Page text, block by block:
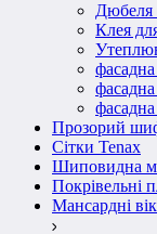
Дюбеля
Клея
фасадна
Прозорий
Сітки Tenax
Шиповидна
Покрівельні
Мансардні